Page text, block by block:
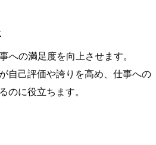
への満足度を向上させます。
自己評価や誇りを高め、仕事への
のに役立ちます。